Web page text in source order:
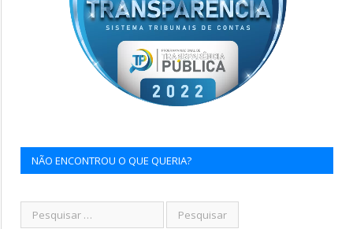
NÃO ENCONTROU O QUE QUERIA?